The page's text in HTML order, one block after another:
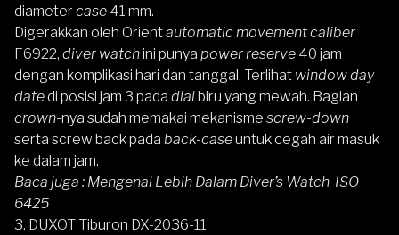
diameter case 41 mm.
Digerakkan oleh Orientautomatic movement caliber
F6922, diver watchini punya power reserve 40 jam
dengan komplikasi hari dan tanggal. Terlihat window day
datedi posisi jam 3 pada dial biru yang mewah. Bagian
crown-nya sudah memakai mekanisme screw-down
serta screw back pada back-caseuntuk cegah air masuk
ke dalam jam.
Baca juga : Mengenal Lebih Dalam Diver’s Watch ISO
6425
3. DUXOT Tiburon DX-2036-11